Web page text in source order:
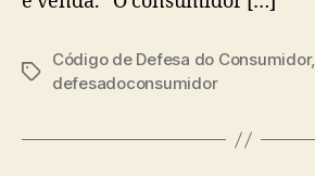
Tags
Código de Defesa do Consumidor,
defesadoconsumidor